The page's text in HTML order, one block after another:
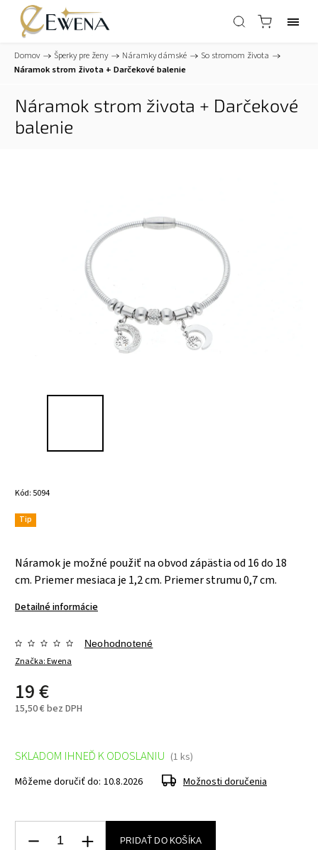
Domov / Šperky pre ženy / Náramky dámské / So stromom života /
Náramok strom života + Darčekové balenie
Náramok strom života + Darčekové
balenie
Kód: 5094
Tip
Náramok je možné použiť na obvod zápästia od 16 do 18
cm. Priemer mesiaca je 1,2 cm. Priemer strumu 0,7 cm.
Detailné informácie
Značka:Ewena
Neohodnotené
19 €
15,50 € bez DPH
SKLADOM IHNEĎ K ODOSLANIU (1 ks)
Môžeme doručiť do: 10.8.2026 Možnosti doručenia
PRIDAŤ DO KOŠÍKA